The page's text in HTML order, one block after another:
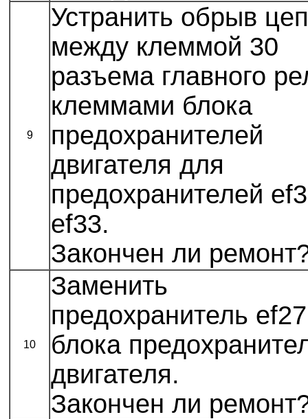
9
Устранить обрыв
между клеммой 30
разъема главного
клеммами блока
предохранителей
двигателя для
предохранителей
ef33.
Закончен ли
10
Заменить
предохранитель ef27
блока
двигателя.
Закончен ли